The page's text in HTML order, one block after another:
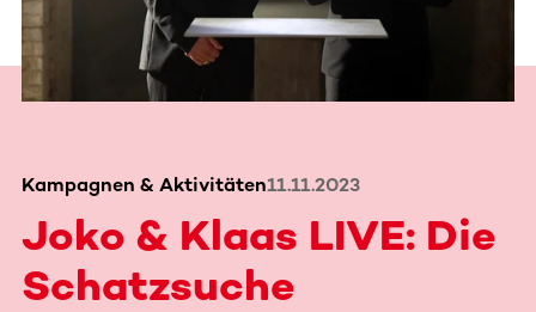
Kampagnen & Aktivitäten11.11.2023
Joko & Klaas LIVE: Die
Schatzsuche